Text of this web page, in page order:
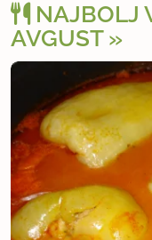
NAJBOLJ
AVGUST